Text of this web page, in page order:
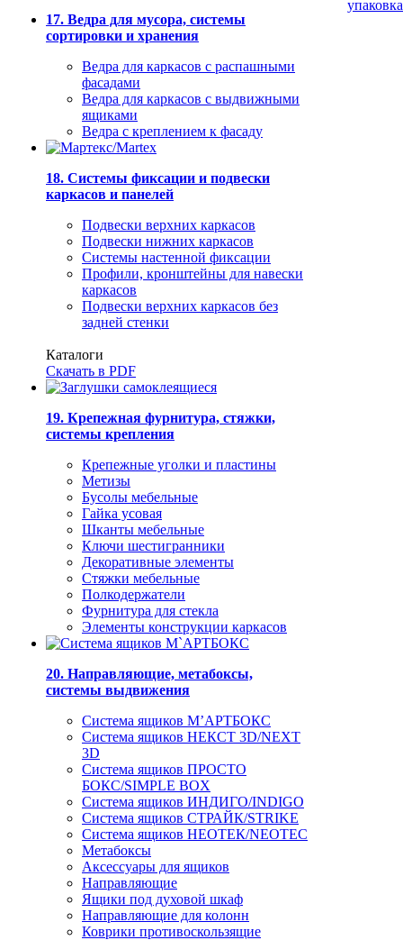
17. Ведра для мусора, системы
сортировки и хранения
Ведра для каркасов с распашными
фасадами
Ведра для каркасов с выдвижными
ящиками
Ведра с креплением к фасаду
18. Системы фиксации и подвески
каркасов и панелей
Подвески верхних каркасов
Подвески нижних каркасов
Системы настенной фиксации
Профили, кронштейны для навески
каркасов
Подвески верхних каркасов без
задней стенки
Каталоги
Скачать в PDF
19. Крепежная фурнитура, стяжки,
системы крепления
Крепежные уголки и пластины
Метизы
Бусолы мебельные
Гайка усовая
Шканты мебельные
Ключи шестигранники
Декоративные элементы
Стяжки мебельные
Полкодержатели
Фурнитура для стекла
Элементы конструкции каркасов
20. Направляющие, метабоксы,
системы выдвижения
Система ящиков М’АРТБОКС
Система ящиков НЕКСТ 3D/NEXT
3D
Система ящиков ПРОСТО
БОКС/SIMPLE BOX
Система ящиков ИНДИГО/INDIGO
Система ящиков СТРАЙК/STRIKE
Система ящиков НЕОТЕК/NEOTEC
Метабоксы
Аксессуары для ящиков
Направляющие
Ящики под духовой шкаф
Направляющие для колонн
Коврики противоскользящие
упаковка